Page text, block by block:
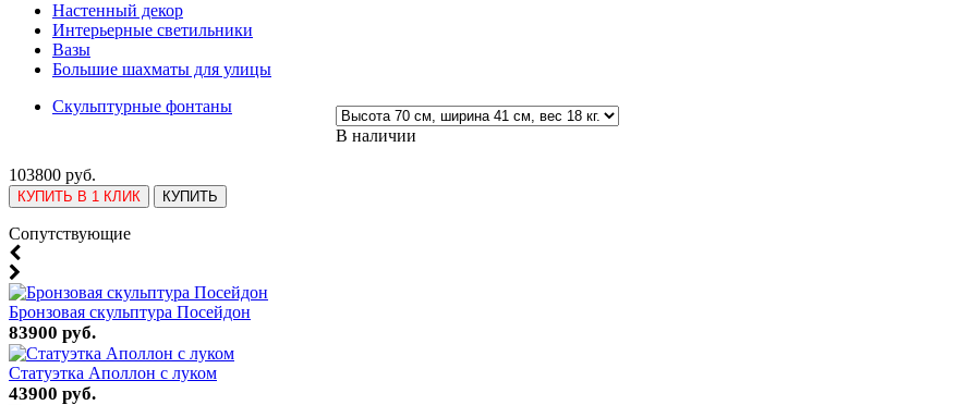
Настенный декор
Интерьерные светильники
Вазы
Большие шахматы для улицы
Скульптурные фонтаны
В наличии
103800 руб.
КУПИТЬ В 1 КЛИК КУПИТЬ
Cопутствующие
Бронзовая скульптура Посейдон
83900 руб.
Статуэтка Аполлон с луком
43900 руб.